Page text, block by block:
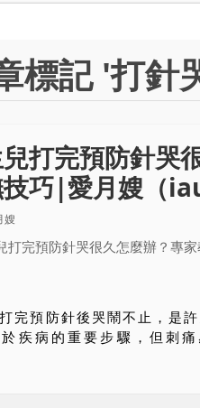
標記 '打針
打完預防針哭
技巧|愛月嫂（
嫂
完預防針後哭鬧不止，是
疾病的重要步驟，但刺